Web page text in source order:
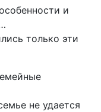
и
только эти
не удается